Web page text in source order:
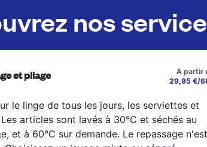
nos
et pliage
A partir
29,95 €/
le linge de tous les jours, les serviettes et
articles sont lavés à 30°C et séchés au
et à 60°C sur demande. Le repassage n'est